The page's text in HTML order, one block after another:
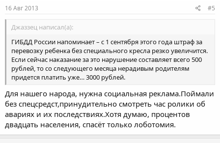
16 Авг 2013 #5
Джаззец написал(а):
ГИБДД России напоминает – с 1 сентября этого года штраф за
перевозку ребенка без специального кресла резко увеличится.
Если сейчас наказание за это нарушение составляет всего 500
рублей, то со следующего месяца нерадивым родителям
придется платить уже… 3000 рублей.
Для нашего народа, нужна социальная реклама.Поймали
без спецсредст,принудительно смотреть час ролики об
авариях и их последствиях.Хотя думаю, процентов
двадцать населения, спасёт только лоботомия.